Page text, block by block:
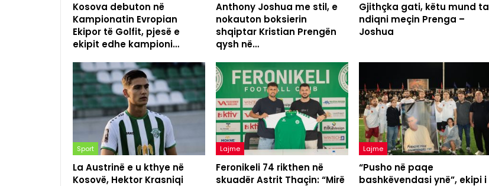
Kosova debuton në
Kampionatin Evropian
Ekipor të Golfit, pjesë e
ekipit edhe kampioni…
Anthony Joshua me stil, e
nokauton boksierin
shqiptar Kristian Prengën
qysh në…
Gjithçka gati, këtu mund ta
ndiqni meçin Prenga –
Joshua
Sport
La Austrinë e u kthye në
Kosovë, Hektor Krasniqi
Lajme
Feronikeli 74 rikthen në
skuadër Astrit Thaçin: “Mirë
Lajme
“Pusho në paqe
bashkëvendasi ynë”, ekipi i